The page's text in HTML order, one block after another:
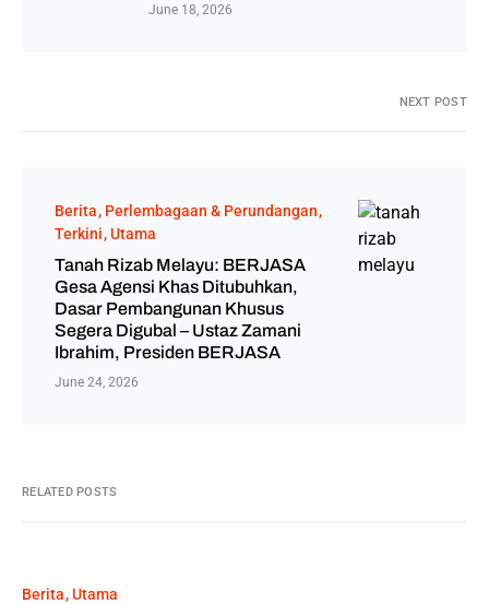
June 18, 2026
NEXT POST
Berita Perlembagaan & Perundangan
Terkini Utama
Tanah Rizab Melayu: BERJASA
Gesa Agensi Khas Ditubuhkan,
Dasar Pembangunan Khusus
Segera Digubal – Ustaz Zamani
Ibrahim, Presiden BERJASA
June 24, 2026
RELATED POSTS
Berita Utama